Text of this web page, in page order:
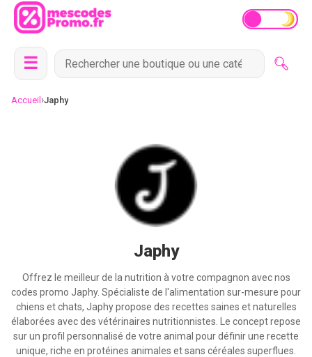
☰
Accueil ›Japhy
Japhy
Offrez le meilleur de la nutrition à votre compagnon avec nos
codes promo Japhy. Spécialiste de l'alimentation sur-mesure pour
chiens et chats, Japhy propose des recettes saines et naturelles
élaborées avec des vétérinaires nutritionnistes. Le concept repose
sur un profil personnalisé de votre animal pour définir une recette
unique, riche en protéines animales et sans céréales superflues.